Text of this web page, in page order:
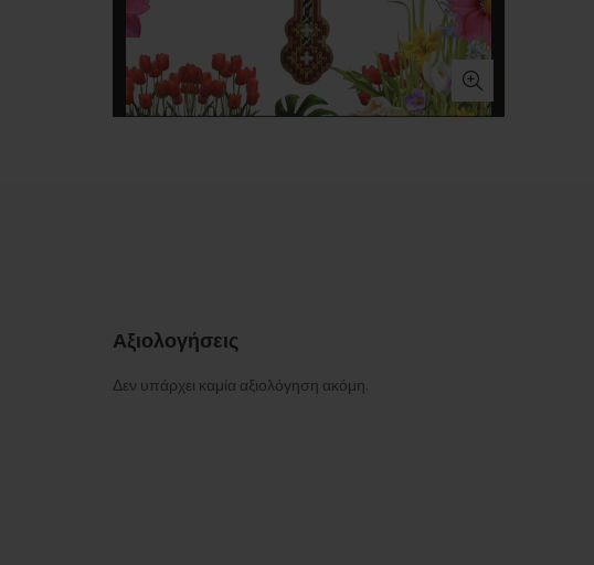
Αξιολογήσεις
Δεν υπάρχει καμία αξιολόγηση ακόμη.